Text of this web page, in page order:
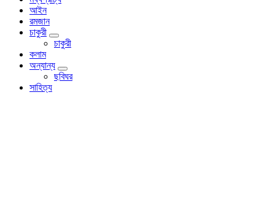
আইন
রমজান
চাকুরী
চাকুরী
কলাম
অন্যান্য
ছবিঘর
সাহিত্য